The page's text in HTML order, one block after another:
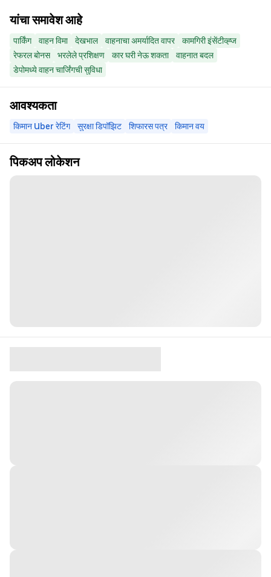
यांचा समावेश आहे
पार्किंग वाहन विमा देखभाल वाहनाचा अमर्यादित वापर
कामगिरी इंसेंटीव्ह्ज
रेफरल बोनस
भरलेले प्रशिक्षण कार घरी नेऊ शकता
वाहनात बदल
डेपोमध्ये वाहन चार्जिंगची सुविधा
आवश्यकता
किमान Uber रेटिंग सुरक्षा डिपॉझिट शिफारस पत्र किमान वय
पिकअप लोकेशन